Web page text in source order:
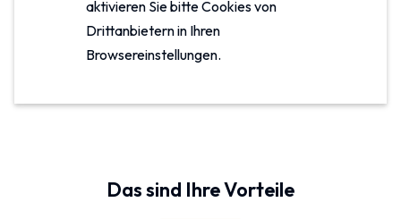
aktivieren Sie bitte Cookies von
Drittanbietern in Ihren
Browsereinstellungen.
Das sind Ihre Vorteile